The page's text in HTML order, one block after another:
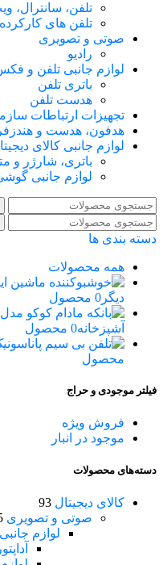
تلفن، سانترال،
تلفن های
صوتی و تصویری
رادیو
لوازم جانبی تلفن و
باتری تلفن
هدست تلفن
تجهیزات ارتباطات
هدفون، هدست و
لوازم جانبی کالای
باتری، شارژر و
لوازم جانبی
دسته بندی ها
همه محصولات
دیگر 0 محصول
آشپزخانه0 محصول
محصول
فیلتر موجودی و حراج
فروش ویژه
موجود در انبار
دسته‌های محصولات
کالای دیجیتال 93
صوتی و تصویری
لوازم